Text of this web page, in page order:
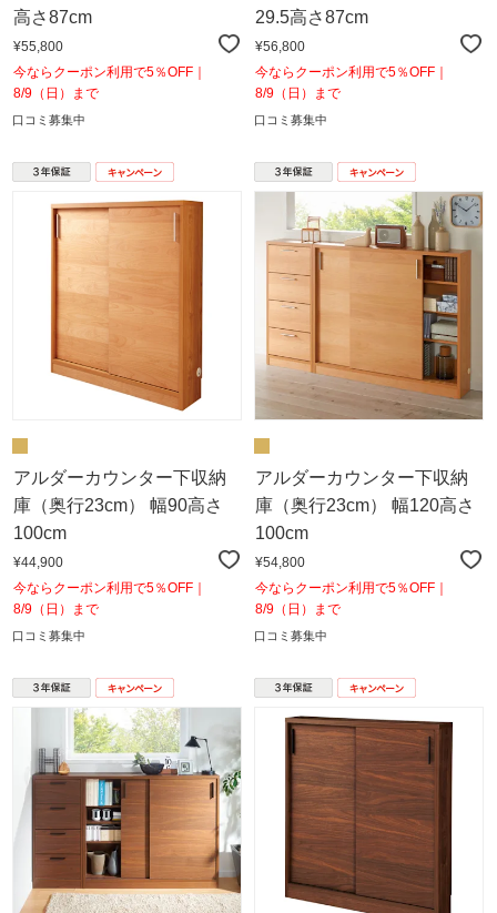
高さ87cm
¥55,800
今ならクーポン利用で5％OFF｜
8/9（日）まで
口コミ募集中
29.5高さ87cm
¥56,800
今ならクーポン利用で5％OFF｜
8/9（日）まで
口コミ募集中
アルダーカウンター下収納
庫（奥行23cm） 幅90高さ
100cm
¥44,900
今ならクーポン利用で5％OFF｜
8/9（日）まで
口コミ募集中
アルダーカウンター下収納
庫（奥行23cm） 幅120高さ
100cm
¥54,800
今ならクーポン利用で5％OFF｜
8/9（日）まで
口コミ募集中